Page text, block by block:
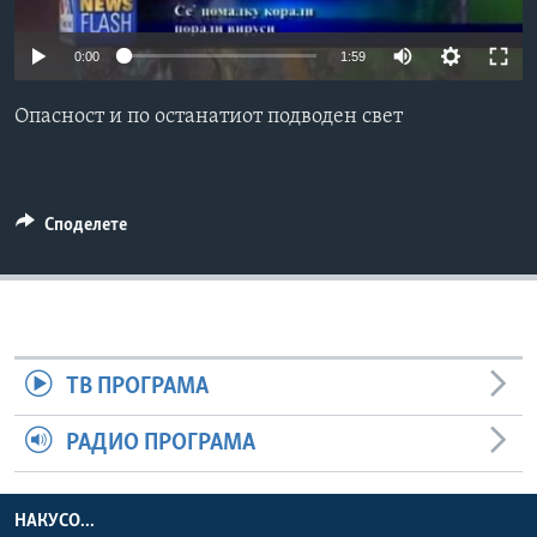
ИНТЕРВЈУА
Јазици
0:00 1:59
Опасност и по останатиот подводен свет
Споделете
ТВ ПРОГРАМА
РАДИО ПРОГРАМА
НАКУСО...